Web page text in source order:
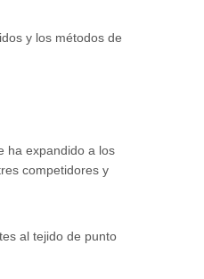
y los métodos de
ha expandido a los
competidores y
al tejido de punto